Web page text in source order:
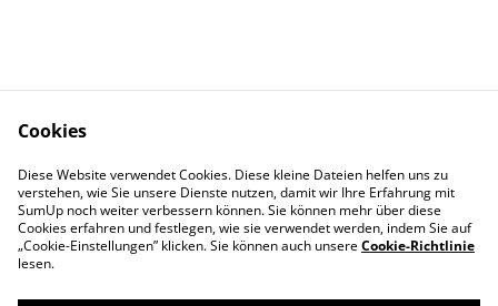
Datenschutz
Cookie Policy
Impressum
Cookies
Diese Website verwendet Cookies. Diese kleine Dateien helfen uns zu
verstehen, wie Sie unsere Dienste nutzen, damit wir Ihre Erfahrung mit
SumUp noch weiter verbessern können. Sie können mehr über diese
Cookies erfahren und festlegen, wie sie verwendet werden, indem Sie auf
„Cookie-Einstellungen” klicken. Sie können auch unsereCookie-Richtlinie
lesen.